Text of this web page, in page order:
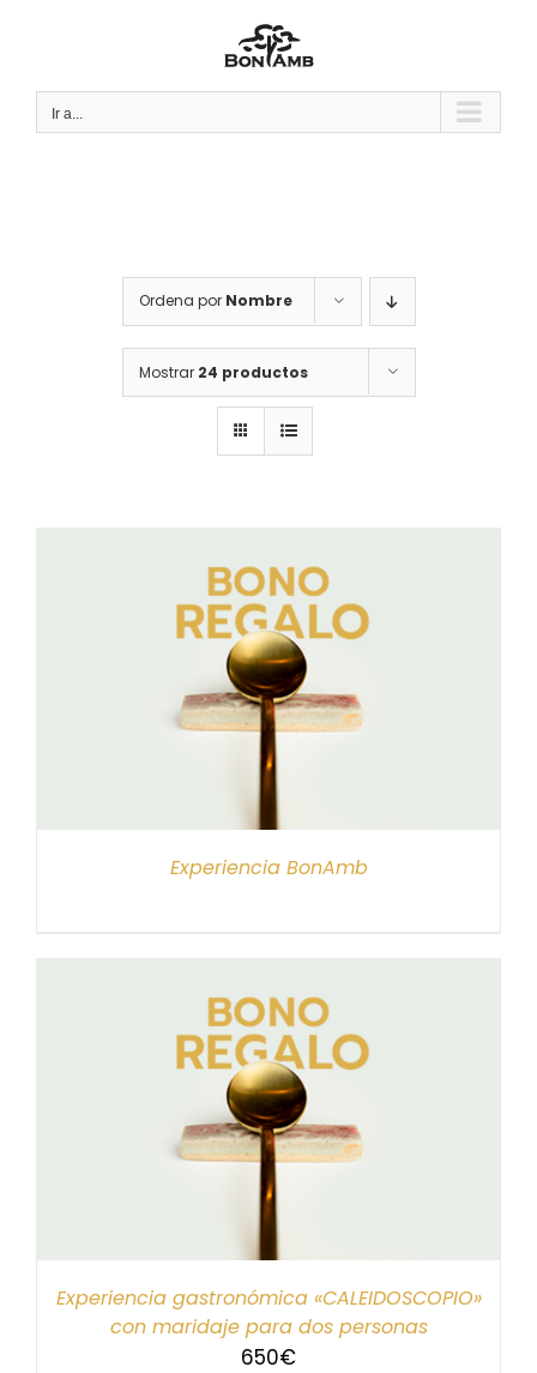
Ir a...
Ordena por Nombre
Mostrar 24 productos
Experiencia BonAmb
Experiencia gastronómica «CALEIDOSCOPIO»
con maridaje para dos personas
650€